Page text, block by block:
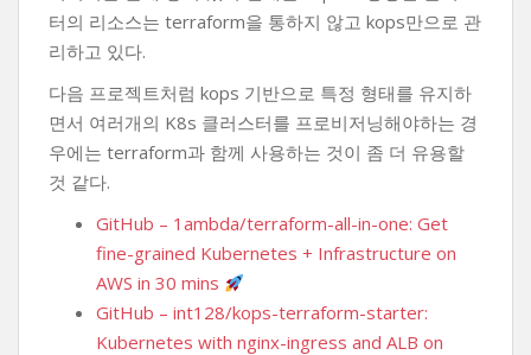
터의 리소스는 terraform을 통하지 않고 kops만으로 관
리하고 있다.
다음 프로젝트처럼 kops 기반으로 특정 형태를 유지하
면서 여러개의 K8s 클러스터를 프로비저닝해야하는 경
우에는 terraform과 함께 사용하는 것이 좀 더 유용할
것 같다.
GitHub – 1ambda/terraform-all-in-one: Get
fine-grained Kubernetes + Infrastructure on
AWS in 30 mins
GitHub – int128/kops-terraform-starter:
Kubernetes with nginx-ingress and ALB on